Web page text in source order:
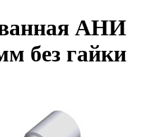
АНИ
без гайки